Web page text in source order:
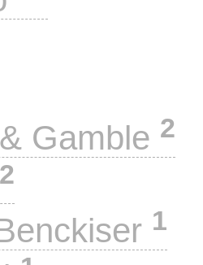
Gamble 2
2
1